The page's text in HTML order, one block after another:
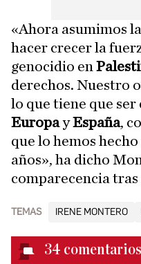
«Ahora asumimos
hacer crecer la
genocidio en
derechos. Nuestro
lo que tiene que
EuropayEspaña,
que lo hemos
años», ha dicho
comparecencia
TEMAS IRENE MONTERO
34 comentarios